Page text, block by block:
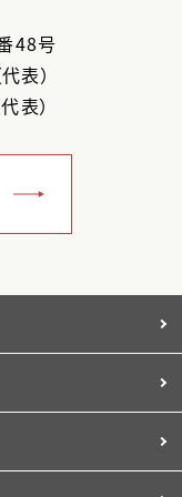
48号
代表）
表）